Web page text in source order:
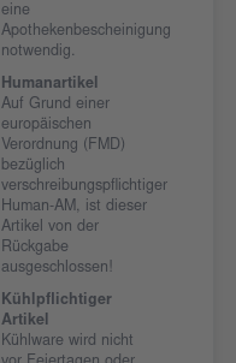
eine
Apothekenbescheinigung
notwendig.
Humanartikel
Auf Grund einer
europäischen
Verordnung (FMD)
bezüglich
verschreibungspflichtiger
Human-AM, ist dieser
Artikel von der
Rückgabe
ausgeschlossen!
Kühlpflichtiger
Artikel
Kühlware wird nicht